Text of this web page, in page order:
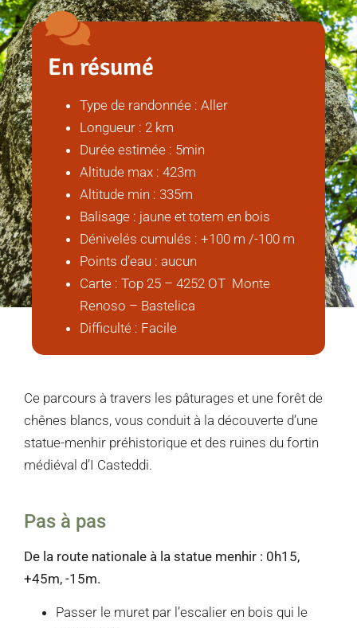
En résumé
Type de randonnée : Aller
Longueur : 2 km
Durée estimée : 5min
Altitude max : 423m
Altitude min : 335m
Balisage : jaune et totem en bois
Dénivelés cumulés : +100 m /-100 m
Points d’eau : aucun
Carte : Top 25 – 4252 OT Monte
Renoso – Bastelica
Difficulté : Facile
Ce parcours à travers les pâturages et une forêt de
chênes blancs, vous conduit à la découverte d’une
statue-menhir préhistorique et des ruines du fortin
médiéval d’I Casteddi.
Pas à pas
De la route nationale à la statue menhir : 0h15,
+45m, -15m.
Passer le muret par l’escalier en bois qui le